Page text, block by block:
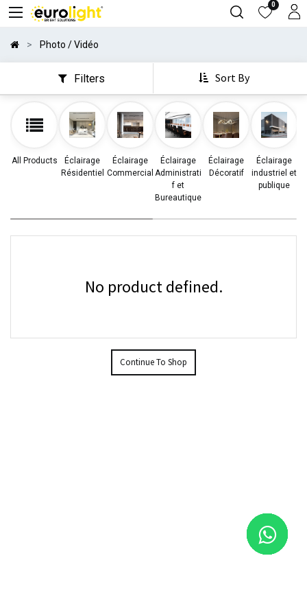
0
Photo / Vidéo
Filters Sort By
All Products
Éclairage
Résidentiel
Éclairage
Commercial
Éclairage
Administrati
f et
Bureautique
Éclairage
Décoratif
Éclairage
industriel et
publique
No product defined.
Continue To Shop